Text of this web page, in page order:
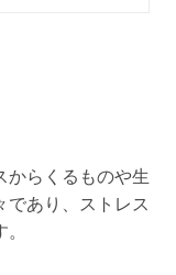
からくるものや生
であり、ストレス